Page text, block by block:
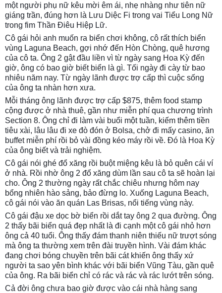
một người phụ nữ kêu mời êm ái, nhẹ nhàng như tiên nữ
giáng trần, đúng hơn là Lưu Diệc Fi trong vai Tiểu Long Nữ
trong fim Thần Điêu Hiệp Lữ.
Cô gái hỏi anh muốn ra biển chơi không, cô rất thích biển
vùng Laguna Beach, gợi nhớ đến Hòn Chòng, quê hương
của cô ta. Ông 2 gật đầu liền vì từ ngày sang Hoa Kỳ đến
giờ, ông có bao giờ biết biển là gì. Tối ngày đi cày từ bao
nhiêu năm nay. Từ ngày lãnh được trợ cấp thì cuộc sống
của ông ta nhàn hơn xưa.
Mỗi tháng ông lãnh được trợ cấp $875, thêm food stamp
cộng được ở nhà thuê, gần như miễn phí qua chương trình
Section 8. Ông chỉ đi làm vài buổi một tuần, kiếm thêm tiền
tiêu xài, lâu lâu đi xe đò đón ở Bolsa, chở đi mấy casino, ăn
buffet miễn phí rồi bỏ vài đồng kéo máy rồi về. Đó là Hoa Kỳ
của ông biết và trải nghiệm.
Cô gái nói ghé đổ xăng rồi buột miệng kêu là bỏ quên cái ví
ở nhà. Rồi nhờ ông 2 đổ xăng dùm lần sau cô ta sẽ hoàn lại
cho. Ông 2 thường ngày rất chắc chiêu nhưng hôm nay
bổng nhiên hào sảng, bảo đừng lo. Xuống Laguna Beach,
cô gái nói vào ăn quán Las Brisas, nổi tiếng vùng này.
Cô gái đậu xe dọc bờ biển rồi dắt tay ông 2 qua đường. Ông
2 thấy bãi biển quá đẹp nhất là đi cạnh một cô gái nhỏ hơn
ông cả 40 tuổi. Ông thấy đám thanh niên thiếu nữ trượt sóng
mà ông ta thường xem trên đài truyền hình. Vài đám khác
đang chơi bóng chuyền trên bãi cát khiến ông thấy xứ
người ta sao yên bình khác với bãi biển Vũng Tàu, gần quê
của ông. Ra bãi biển chỉ có rác và rác và rác lướt trên sóng.
Cả đời ông chưa bao giờ được vào cái nhà hàng sang